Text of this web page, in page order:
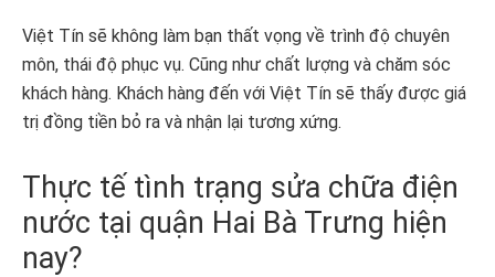
Việt Tín sẽ không làm bạn thất vọng về trình độ chuyên
môn, thái độ phục vụ. Cũng như chất lượng và chăm sóc
khách hàng. Khách hàng đến với Việt Tín sẽ thấy được giá
trị đồng tiền bỏ ra và nhận lại tương xứng.
Thực tế tình trạng sửa chữa điện
nước tại quận Hai Bà Trưng hiện
nay?